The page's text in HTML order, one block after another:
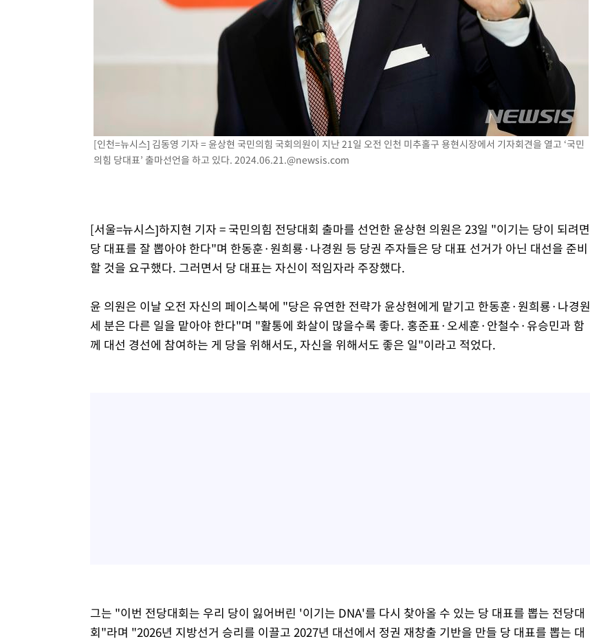
수도권 40도 육박 '펄펄'…동해안 일부 지역엔 호의주의보
온열질환 사망자 3명 늘어…누적 환자 3000명 돌파
강릉에 시간당 81.4㎜ 물폭탄…도로 잠기고 담벼락 붕괴
선재도서 해루질 나섰다 실종 60대, 닷새 만에 숨진 채 발견
남자 농구, 나고야 아시안게임서 '홈팀' 일본과 한일전
여수 오동도 해상서 모터보트 전복…1명 사망·1명 실종
극한폭염 한풀 꺾이지만…'낮 최고 35도' 무더위, 열대야 계속[다음주
축구협회 "압수수색·성접대 논란 사과…쇄신의 기회로 삼겠다"
[속보]뉴욕증시 상승 마감…S&P 0.6% 나스닥 1.3%↑
[인천=뉴시스] 김동영 기자 = 윤상현 국민의힘 국회의원이 지난 21일 오전 인천 미추홀구 용현시장에서 기자회견을 열고 ‘국민
의힘 당대표’ 출마선언을 하고 있다. 2024.06.21.@newsis.com
[서울=뉴시스]하지현 기자 = 국민의힘 전당대회 출마를 선언한 윤상현 의원은 23일 "이기는 당이 되려면
당 대표를 잘 뽑아야 한다"며 한동훈·원희룡·나경원 등 당권 주자들은 당 대표 선거가 아닌 대선을 준비
할 것을 요구했다. 그러면서 당 대표는 자신이 적임자라 주장했다.
윤 의원은 이날 오전 자신의 페이스북에 "당은 유연한 전략가 윤상현에게 맡기고 한동훈·원희룡·나경원
세 분은 다른 일을 맡아야 한다"며 "활통에 화살이 많을수록 좋다. 홍준표·오세훈·안철수·유승민과 함
께 대선 경선에 참여하는 게 당을 위해서도, 자신을 위해서도 좋은 일"이라고 적었다.
그는 "이번 전당대회는 우리 당이 잃어버린 '이기는 DNA'를 다시 찾아올 수 있는 당 대표를 뽑는 전당대
회"라며 "2026년 지방선거 승리를 이끌고 2027년 대선에서 정권 재창출 기반을 만들 당 대표를 뽑는 대